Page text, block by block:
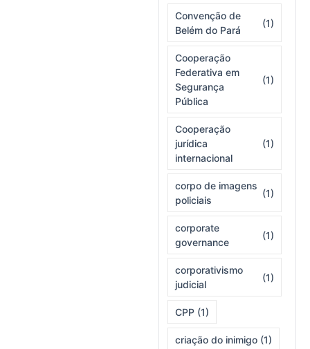
Convenção de
Belém do Pará
(1)
Cooperação
Federativa em
Segurança
Pública
(1)
Cooperação
jurídica
internacional
(1)
corpo de imagens
policiais
(1)
corporate
governance
(1)
corporativismo
judicial
(1)
CPP (1)
criação do inimigo (1)